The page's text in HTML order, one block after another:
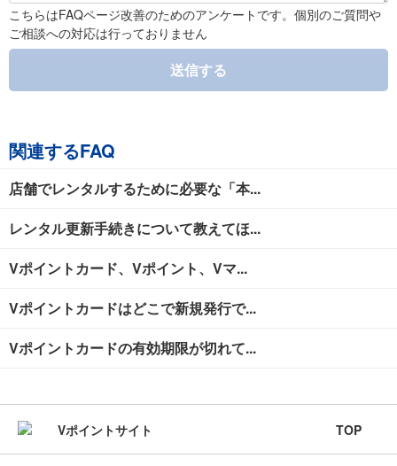
こちらはFAQページ改善のためのアンケートです。個別のご質問や
ご相談への対応は行っておりません
送信する
関連するFAQ
店舗でレンタルするために必要な「本...
レンタル更新手続きについて教えてほ...
Vポイントカード、Vポイント、Vマ...
Vポイントカードはどこで新規発行で...
Vポイントカードの有効期限が切れて...
TOP